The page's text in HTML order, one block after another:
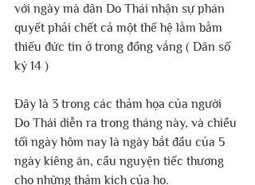
với ngày mà dân Do Thái nhận sự phán
quyết phải chết cả một thế hệ lằm bằm
thiếu đức tin ở trong đồng vắng ( Dân số
ký 14 )
Đây là 3 trong các thảm họa của người
Do Thái diễn ra trong tháng này, và chiều
tối ngày hôm nay là ngày bắt đầu của 5
ngày kiêng ăn, cầu nguyện tiếc thương
cho những thảm kịch của họ.